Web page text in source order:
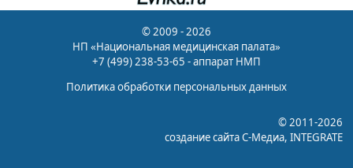
© 2009 - 2026
НП «Национальная медицинская палата»
+7 (499) 238-53-65 - аппарат НМП
Политика обработки персональных данных
© 2011-2026
создание сайтаС-Медиа, INTEGRATE